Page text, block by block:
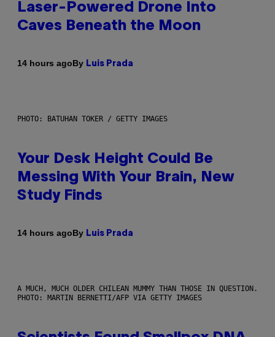
Laser-Powered Drone Into
Caves Beneath the Moon
14 hours agoBy Luis Prada
PHOTO: BATUHAN TOKER / GETTY IMAGES
Your Desk Height Could Be
Messing With Your Brain, New
Study Finds
14 hours agoBy Luis Prada
A MUCH, MUCH OLDER CHILEAN MUMMY THAN THOSE IN QUESTION.
PHOTO: MARTIN BERNETTI/AFP VIA GETTY IMAGES